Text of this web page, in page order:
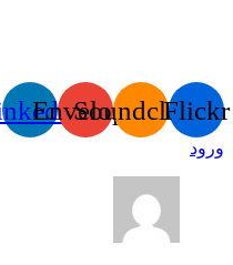
Flickr
Soundcloud
Envelope
ورود